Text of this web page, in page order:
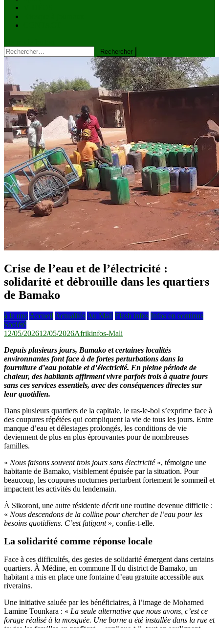
Rechercher :
Crise de l’eau et de l’électricité :
solidarité et débrouille dans les quartiers
de Bamako
à la une Accueil Actualités Au Mali Flash infos Infos en continus
Société
12/05/202612/05/2026Afrikinfos-Mali
Depuis plusieurs jours, Bamako et certaines localités
environnantes font face à de fortes perturbations dans la
fourniture d’eau potable et d’électricité. En pleine période de
chaleur, des habitants affirment vivre parfois trois à quatre jours
sans ces services essentiels, avec des conséquences directes sur
leur quotidien.
Dans plusieurs quartiers de la capitale, le ras-le-bol s’exprime face à
des coupures répétées qui compliquent la vie de tous les jours. Entre
manque d’eau et délestages prolongés, les conditions de vie
deviennent de plus en plus éprouvantes pour de nombreuses
familles.
« Nous faisons souvent trois jours sans électricité», témoigne une
habitante de Bamako, visiblement épuisée par la situation. Pour
beaucoup, les coupures nocturnes perturbent fortement le sommeil et
impactent les activités du lendemain.
À Sikoroni, une autre résidente décrit une routine devenue difficile :
« Nous descendons de la colline pour chercher de l’eau pour les
besoins quotidiens. C’est fatigant », confie-t-elle.
La solidarité comme réponse locale
Face à ces difficultés, des gestes de solidarité émergent dans certains
quartiers. À Médine, en commune II du district de Bamako, un
habitant a mis en place une fontaine d’eau gratuite accessible aux
riverains.
Une initiative saluée par les bénéficiaires, à l’image de Mohamed
Lamine Tounkara : « La seule alternative que nous avons, c’est ce
forage réalisé à la mosquée. Une borne a été installée dans la rue et